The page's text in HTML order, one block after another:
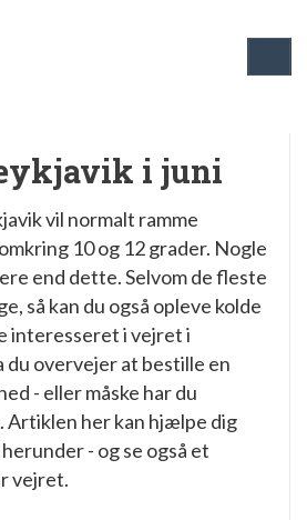
i juni
10 og 12 grader. Nogle
end dette. Selvom de fleste
så kan du også opleve kolde
interesseret i vejret i
du overvejer at bestille en
- eller måske har du
Artiklen her kan hjælpe dig
- og se også et
vejret.